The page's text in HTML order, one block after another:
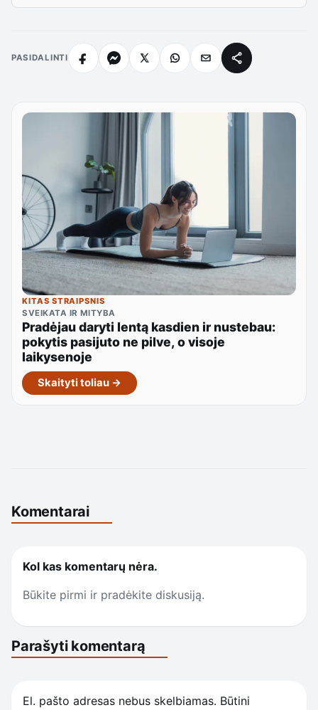
PASIDALINTI
KITAS STRAIPSNIS
SVEIKATA IR MITYBA
Pradėjau daryti lentą kasdien ir nustebau:
pokytis pasijuto ne pilve, o visoje
laikysenoje
Skaityti toliau →
Komentarai
Kol kas komentarų nėra.
Būkite pirmi ir pradėkite diskusiją.
Parašyti komentarą
El. pašto adresas nebus skelbiamas. Būtini